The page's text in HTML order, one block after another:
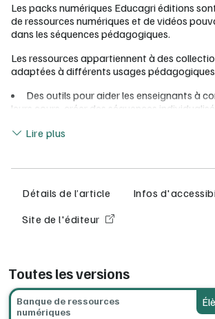
Les packs numériques Educagri éditions
de ressources numériques et de vidéos
dans les séquences pédagogiques.
Les ressources appartiennent à des
adaptées à différents usages
Des outils pour aider les enseignants à
leurs cours, créer des séquences
Des modules de formation destinés aux
en consultant la démo.
Lire plus
Détails de l’article
Infos
Site de l'éditeur
Toutes les versions
Banque de ressources
numériques